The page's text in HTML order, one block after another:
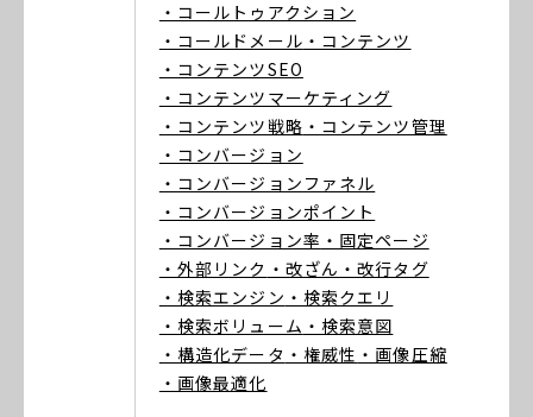
・コールトゥアクション
・コールドメール ・コンテンツ
・コンテンツSEO
・コンテンツマーケティング
・コンテンツ戦略 ・コンテンツ管理
・コンバージョン
・コンバージョンファネル
・コンバージョンポイント
・コンバージョン率 ・固定ページ
・外部リンク ・改ざん ・改行タグ
・検索エンジン ・検索クエリ
・検索ボリューム ・検索意図
・構造化データ ・権威性 ・画像圧縮
・画像最適化